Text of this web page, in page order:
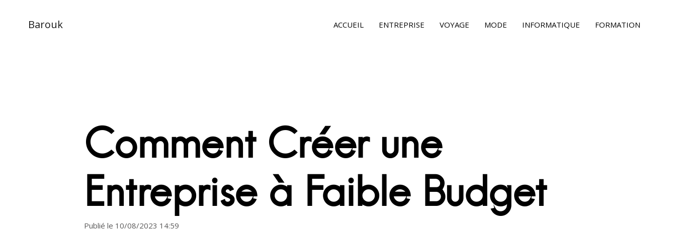
Barouk ACCUEIL ENTREPRISE VOYAGE MODE INFORMATIQUE FORMATION
Comment Créer une
Entreprise à Faible Budget
Publié le 10/08/2023 14:59